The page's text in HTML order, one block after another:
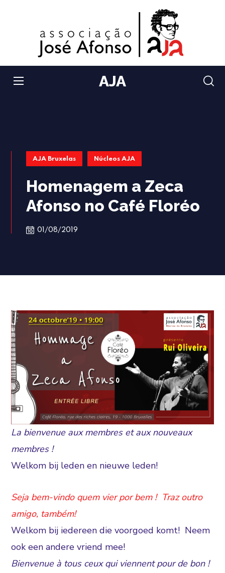
AJA
AJA Bruxelas Núcleos AJA
Homenagem a Zeca
Afonso no Café Floréo
01/08/2019
La bienvenue aux membres et aux nouveaux
membres !
Welkom bij leden en nieuwe leden!
Seja bem-vindo quem vier por bem ! Traz outro
amigo, também!
Welkom bij iedereen die voorgoed komt! Neem
ook een andere vriend mee!
Bienvenue à tous ceux qui viennent pour de bon !